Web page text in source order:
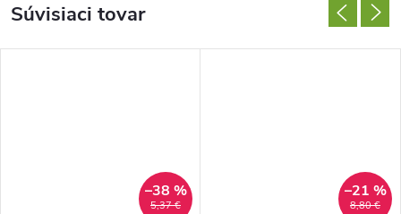
Súvisiaci tovar
5,37 €
–38 %
8,80 €
–21 %